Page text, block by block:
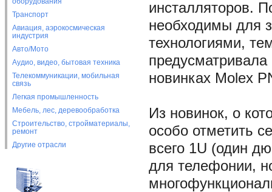
Транспорт
Авиация, аэрокосмическая
индустрия
Авто/Мото
Аудио, видео, бытовая техника
Телекоммуникации, мобильная
связь
Легкая промышленность
Мебель, лес, деревообработка
Строительство, стройматериалы,
ремонт
Другие отрасли
инсталляторов.
необходимы для
технологиями,
новинках Molex
Из новинок, о
особо отметить
всего 1U (один
для телефонии,